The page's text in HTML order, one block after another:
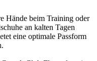
Hände beim Training oder
an kalten Tagen
eine optimale Passform